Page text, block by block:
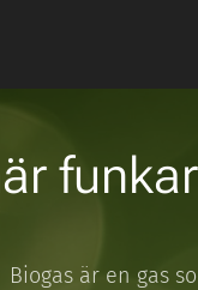
Biogas är en gas